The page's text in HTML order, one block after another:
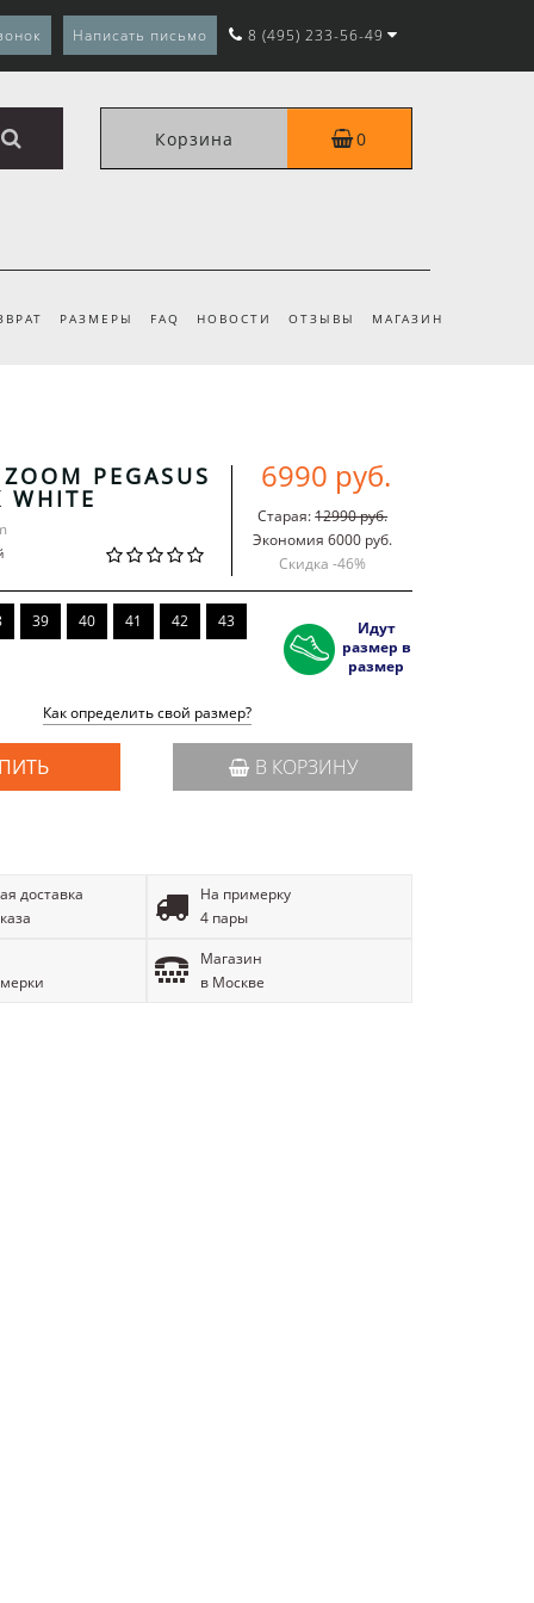
Написать письмо 8 (495) 233-56-49
Корзина 0
РАЗМЕРЫ FAQ НОВОСТИ ОТЗЫВЫ МАГАЗИН
PEGASUS
WHITE
6990 руб.
Старая:12990 руб.
Экономия 6000 руб.
Скидка -46%
39 40 41 42 43
Идут
размер в
размер
Как определить свой размер?
В КОРЗИНУ
доставка
На примерку
4 пары
Магазин
в Москве